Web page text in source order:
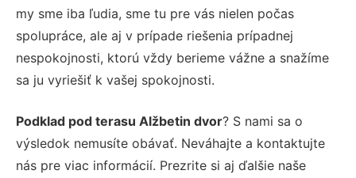
my sme iba ľudia, sme tu pre vás nielen počas
spolupráce, ale aj v prípade riešenia prípadnej
nespokojnosti, ktorú vždy berieme vážne a snažíme
sa ju vyriešiť k vašej spokojnosti.
Podklad pod terasu Alžbetin dvor? S nami sa o
výsledok nemusíte obávať. Neváhajte a kontaktujte
nás pre viac informácií. Prezrite si aj ďalšie naše